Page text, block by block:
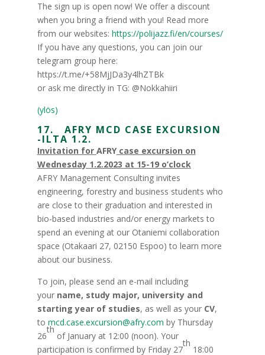
The sign up is open now! We offer a discount
when you bring a friend with you! Read more
from our websites: https://polijazz.fi/en/courses/
If you have any questions, you can join our
telegram group here:
https://t.me/+58MjJDa3y4lhZTBk
or ask me directly in TG: @Nokkahiiri
(ylös)
17. AFRY MCD CASE EXCURSION
-ILTA 1.2.
Invitation for AFRYcase excursion on
Wednesday 1.2.2023 at 15-19 o’clock
AFRY Management Consulting invites
engineering, forestry and business students who
are close to their graduation and interested in
bio-based industries and/or energy markets to
spend an evening at our Otaniemi collaboration
space (Otakaari 27, 02150 Espoo) to learn more
about our business.
To join, please send an e-mail including
your name, study major, university and
starting year of studies, as well as your CV,
to mcd.case.excursion@afry.com by Thursday
26
th
of January at 12:00 (noon). Your
participation is confirmed by Friday 27
th
18:00